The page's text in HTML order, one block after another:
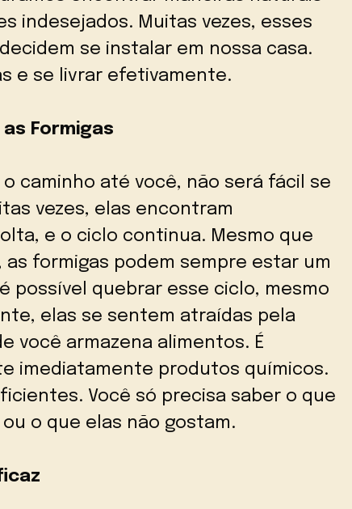
indesejados. Muitas vezes, esses
se instalar em nossa casa.
e se livrar efetivamente.
Formigas
caminho até você, não será fácil se
vezes, elas encontram
e o ciclo continua. Mesmo que
formigas podem sempre estar um
possível quebrar esse ciclo, mesmo
elas se sentem atraídas pela
você armazena alimentos. É
imediatamente produtos químicos.
Você só precisa saber o que
o que elas não gostam.